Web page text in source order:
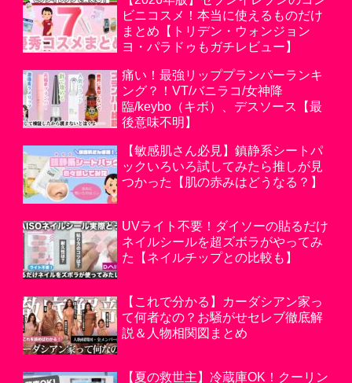
ビニコスメ！本当に使えるものだけ
まとめ【トリデン・ウォンジョン
ヨ・パラドゥもガチレビュー】
痛い！最強リッププランパーランキ
ング？！VT/バニラコ/女神降
臨/keybo（キボ）、デスソース【最
後意味不明】
【敏感肌さん必見】鎮静系シートパ
ックいろいろ試してみたら推しが見
つかった【肌の赤みはどうなる？】
UVライト不要！ダイソーの貼るだけ
ネイルシールを超ズボラがやってみ
た【ネイルチップとの比較も】
【これで分かる】カーダシアン家っ
て何者なの？お騒がせセレブ徹底解
説＆人物相関図まとめ
【夏の救世主】冷蔵庫OK！クーリン